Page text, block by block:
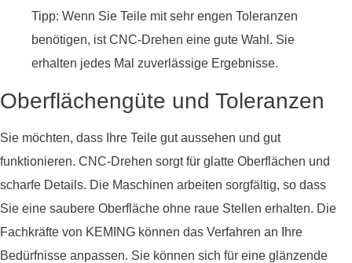
Tipp: Wenn Sie Teile mit sehr engen Toleranzen
benötigen, ist CNC-Drehen eine gute Wahl. Sie
erhalten jedes Mal zuverlässige Ergebnisse.
Oberflächengüte und Toleranzen
Sie möchten, dass Ihre Teile gut aussehen und gut
funktionieren. CNC-Drehen sorgt für glatte Oberflächen und
scharfe Details. Die Maschinen arbeiten sorgfältig, so dass
Sie eine saubere Oberfläche ohne raue Stellen erhalten. Die
Fachkräfte von KEMING können das Verfahren an Ihre
Bedürfnisse anpassen. Sie können sich für eine glänzende